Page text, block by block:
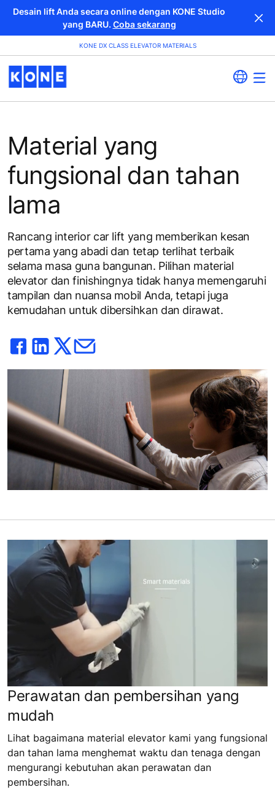
Desain lift Anda secara online dengan KONE Studio
yang BARU. Coba sekarang
KONE DX CLASS ELEVATOR MATERIALS
Material yang
fungsional dan tahan
lama
Rancang interior car lift yang memberikan kesan
pertama yang abadi dan tetap terlihat terbaik
selama masa guna bangunan. Pilihan material
elevator dan finishingnya tidak hanya memengaruhi
tampilan dan nuansa mobil Anda, tetapi juga
kemudahan untuk dibersihkan dan dirawat.
Perawatan dan pembersihan yang
mudah
Lihat bagaimana material elevator kami yang fungsional
dan tahan lama menghemat waktu dan tenaga dengan
mengurangi kebutuhan akan perawatan dan
pembersihan.